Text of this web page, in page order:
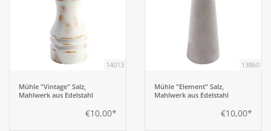
14013
Mühle "Vintage" Salz,
Mahlwerk aus Edelstahl
€10,00*
13860
Mühle "Element" Salz,
Mahlwerk aus Edelstahl
€10,00*